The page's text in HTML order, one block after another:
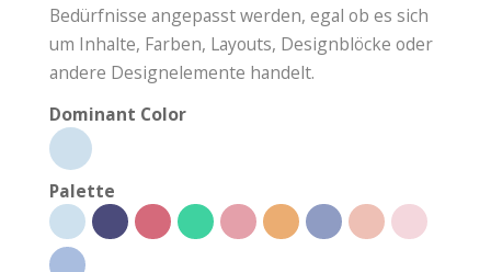
Bedürfnisse angepasst werden, egal ob es sich
um Inhalte, Farben, Layouts, Designblöcke oder
andere Designelemente handelt.
Dominant Color
Palette